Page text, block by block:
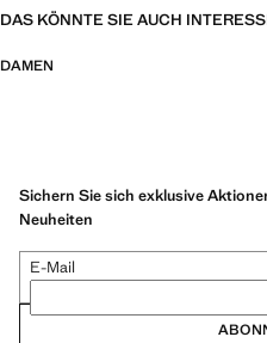
DAS KÖNNTE SIE AUCH
DAMEN
Sichern Sie sich exklusive
Neuheiten
E-Mail